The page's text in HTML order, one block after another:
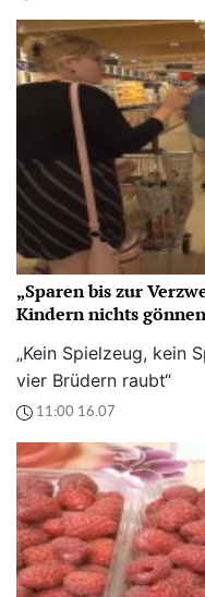
„Sparen bis zur
Kindern nichts
„Kein Spielzeug, kein
vier Brüdern raubt“
11:00 16.07